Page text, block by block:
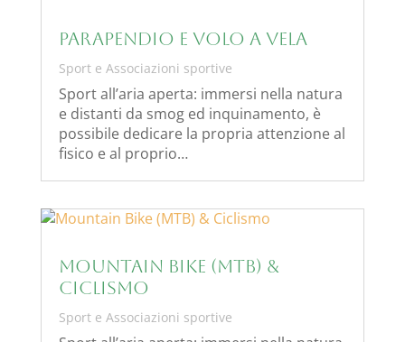
Parapendio e Volo a vela
Sport e Associazioni sportive
Sport all’aria aperta: immersi nella natura
e distanti da smog ed inquinamento, è
possibile dedicare la propria attenzione al
fisico e al proprio…
Mountain Bike (MTB) &
Ciclismo
Sport e Associazioni sportive